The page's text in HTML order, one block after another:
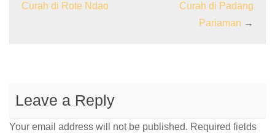
Curah di Rote Ndao
Curah di Padang
Pariaman →
Leave a Reply
Your email address will not be published. Required fields